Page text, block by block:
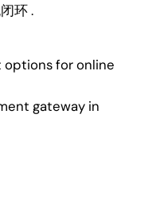
环 .
options for online
gateway in